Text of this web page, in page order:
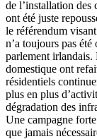
de l’installation des
ont été juste
le référendum
n’a toujours pas
parlement irlandais.
domestique ont
résidentiels
plus en plus
dégradation des
Une campagne
que jamais